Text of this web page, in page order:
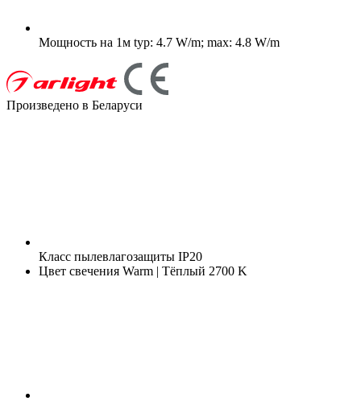
Мощность на 1м typ: 4.7 W/m; max: 4.8 W/m
Произведено в Беларуси
Класс пылевлагозащиты IP20
Цвет свечения Warm | Тёплый 2700 K